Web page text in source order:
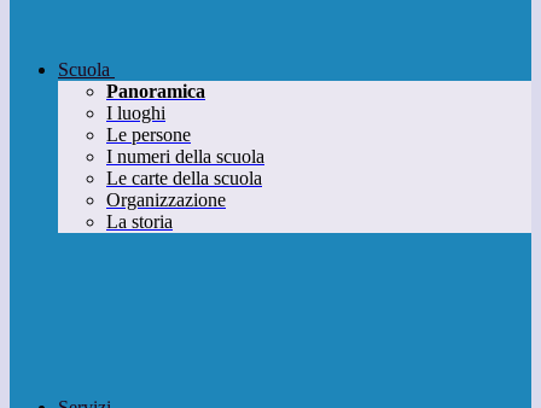
Scuola
Panoramica
I luoghi
Le persone
I numeri della scuola
Le carte della scuola
Organizzazione
La storia